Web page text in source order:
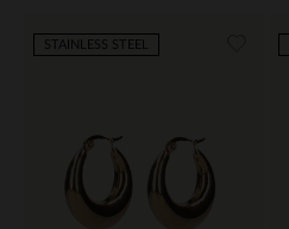
STAINLESS STEEL